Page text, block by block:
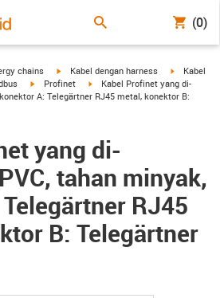
(0)
chains igus-icon-arrow-right
Kabel dengan harness igus-icon-
Kabel
igus-icon-arrow-right
Profinet igus-icon-arrow-right
Kabel Profinet yang di-
A: Telegärtner RJ45 metal, konektor B:
yang di-
tahan minyak,
RJ45
B: Telegärtner